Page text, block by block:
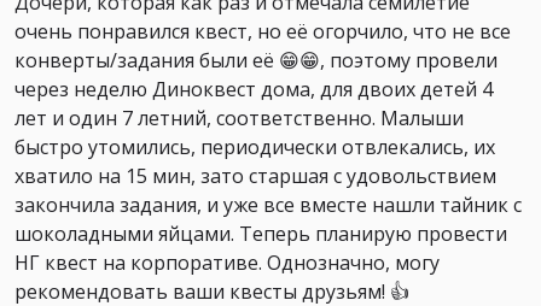
очень понравился квест, но её огорчило, что не все
конверты/задания были её 😁😁, поэтому провели
через неделю Диноквест дома, для двоих детей 4
лет и один 7 летний, соответственно. Малыши
быстро утомились, периодически отвлекались, их
хватило на 15 мин, зато старшая с удовольствием
закончила задания, и уже все вместе нашли тайник с
шоколадными яйцами. Теперь планирую провести
НГ квест на корпоративе. Однозначно, могу
рекомендовать ваши квесты друзьям! 👍